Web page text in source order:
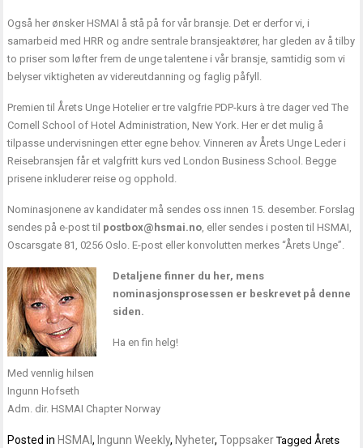
Også her ønsker HSMAI å stå på for vår bransje. Det er derfor vi, i
samarbeid med HRR og andre sentrale bransjeaktører, har gleden av å tilby
to priser som løfter frem de unge talentene i vår bransje, samtidig som vi
belyser viktigheten av videreutdanning og faglig påfyll.
Premien til Årets Unge Hotelier er tre valgfrie PDP-kurs à tre dager ved The
Cornell School of Hotel Administration, New York. Her er det mulig å
tilpasse undervisningen etter egne behov. Vinneren av Årets Unge Leder i
Reisebransjen får et valgfritt kurs ved London Business School. Begge
prisene inkluderer reise og opphold.
Nominasjonene av kandidater må sendes oss innen 15. desember. Forslag
sendes på e-post til postbox@hsmai.no, eller sendes i posten til HSMAI,
Oscarsgate 81, 0256 Oslo. E-post eller konvolutten merkes “Årets Unge”.
Detaljene finner du her, mens
nominasjonsprosessen er beskrevet på denne
siden.
Ha en fin helg!
Med vennlig hilsen
Ingunn Hofseth
Adm. dir. HSMAI Chapter Norway
Posted in HSMAI, Ingunn Weekly, Nyheter,Toppsaker TaggedÅrets